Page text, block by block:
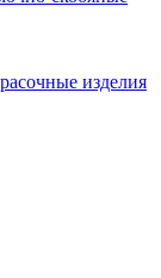
изделия